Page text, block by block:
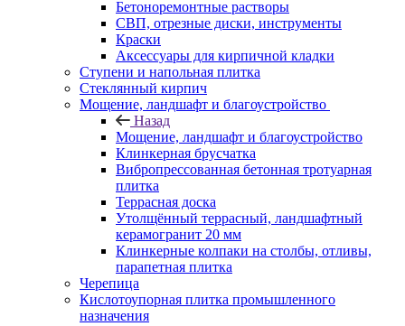
Бетоноремонтные растворы
СВП, отрезные диски, инструменты
Краски
Аксессуары для кирпичной кладки
Ступени и напольная плитка
Cтеклянный кирпич
Мощение, ландшафт и благоустройство
Назад
Мощение, ландшафт и благоустройство
Клинкерная брусчатка
Вибропрессованная бетонная тротуарная
плитка
Террасная доска
Утолщённый террасный, ландшафтный
керамогранит 20 мм
Клинкерные колпаки на столбы, отливы,
парапетная плитка
Черепица
Кислотоупорная плитка промышленного
назначения